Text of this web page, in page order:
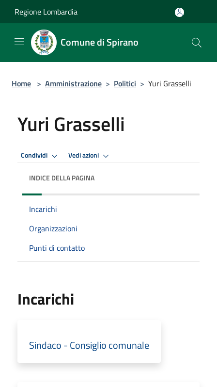
Regione Lombardia
Comune di Spirano
Home > Amministrazione > Politici > Yuri Grasselli
Yuri Grasselli
Condividi Vedi azioni
INDICE DELLA PAGINA
Incarichi
Organizzazioni
Punti di contatto
Incarichi
Sindaco - Consiglio comunale